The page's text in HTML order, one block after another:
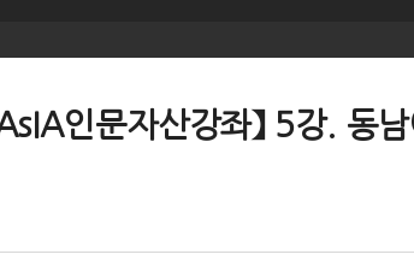
인문자산강좌】 5강. 동